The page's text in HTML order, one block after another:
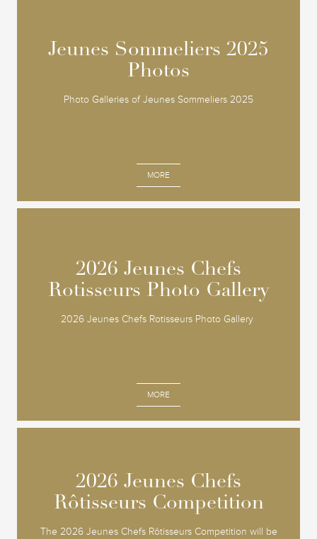
Jeunes Sommeliers 2025
Photos
Photo Galleries of Jeunes Sommeliers 2025
MORE
Jeunes Sommeliers 2025
Photos
2026 Jeunes Chefs
Rotisseurs Photo Gallery
2026 Jeunes Chefs Rotisseurs Photo Gallery
MORE
2026 Jeunes Chefs
Rotisseurs Photo Gallery
2026 Jeunes Chefs
Rôtisseurs Competition
The 2026 Jeunes Chefs Rôtisseurs Competition will be
2026 Jeunes Chefs
Rôtisseurs Competition